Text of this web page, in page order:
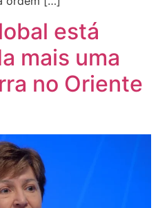
está
mais uma
no Oriente